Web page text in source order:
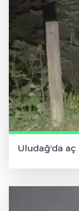
Uludağ'da aç